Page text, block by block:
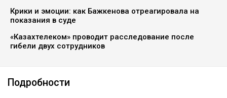
Крики и эмоции: как Бажкенова отреагировала на
показания в суде
«Казахтелеком» проводит расследование после
гибели двух сотрудников
Подробности